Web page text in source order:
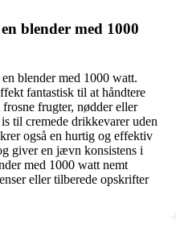
blender med 1000
blender med 1000 watt.
fantastisk til at håndtere
frugter, nødder eller
til cremede drikkevarer uden
også en hurtig og effektiv
giver en jævn konsistens i
med 1000 watt nemt
eller tilberede opskrifter